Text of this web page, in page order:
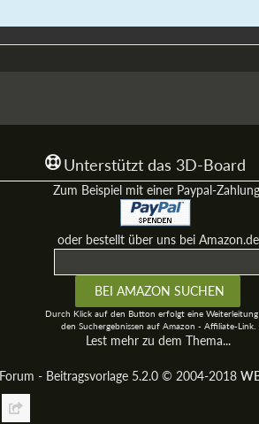
Unterstützt das 3D-Board
Zum Beispiel mit einer Paypal-
oder bestellt über uns bei Amazon.de
Durch Klick auf den Button erfolgt eine Weiterleitung
den Suchergebnissen auf Amazon - Affiliate-Link.
Lest mehr zu dem Thema...
- Beitragsvorlage 5.2.0 © 2004-2018